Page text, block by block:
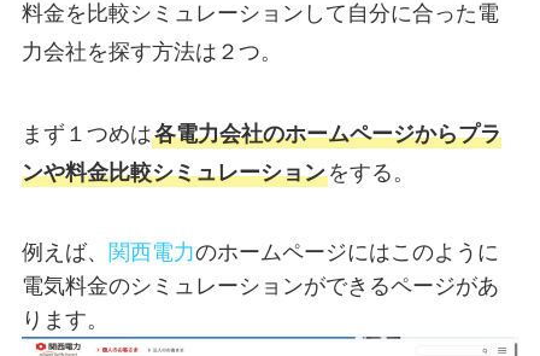
料金を比較シミュレーションして自分に合った電
力会社を探す方法は２つ。
まず１つめは各電力会社のホームページからプラ
ンや料金比較シミュレーションをする。
例えば、 関西電力のホームページにはこのように
電気料金のシミュレーションができるページがあ
ります。